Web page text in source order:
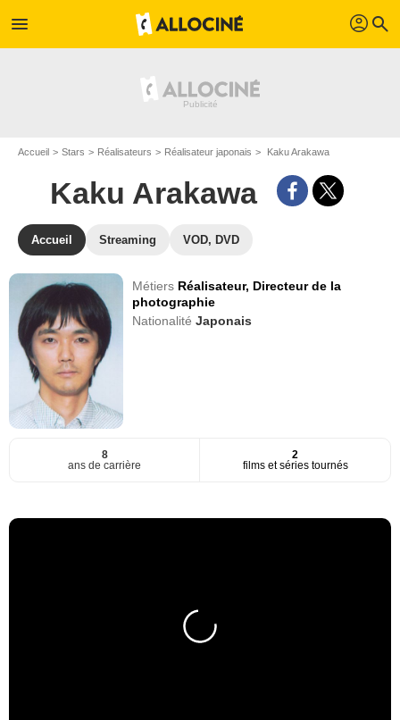
menu profil search
Accueil Stars Réalisateurs Réalisateur japonais Kaku Arakawa
Kaku Arakawa
Accueil Streaming VOD, DVD
Métiers Réalisateur, Directeur de la
photographie
NationalitéJaponais
8
ans de carrière
2
films et séries tournés